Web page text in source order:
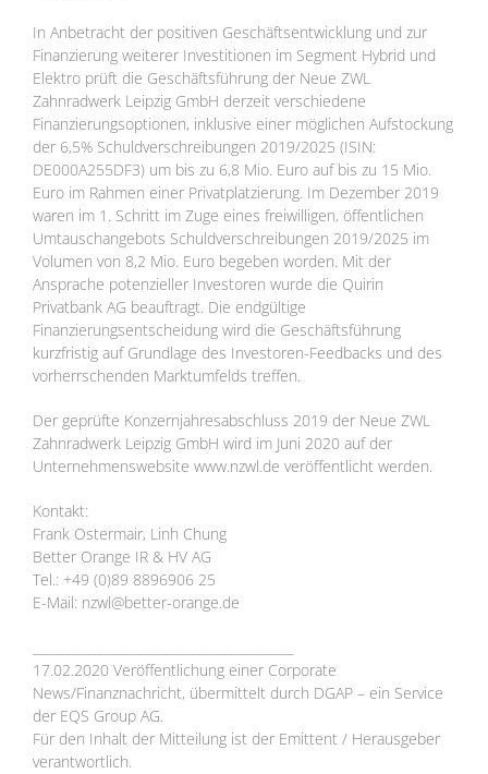
In Anbetracht der positiven Geschäftsentwicklung und zur
Finanzierung weiterer Investitionen im Segment Hybrid und
Elektro prüft die Geschäftsführung der Neue ZWL
Zahnradwerk Leipzig GmbH derzeit verschiedene
Finanzierungsoptionen, inklusive einer möglichen Aufstockung
der 6,5% Schuldverschreibungen 2019/2025 (ISIN:
DE000A255DF3) um bis zu 6,8 Mio. Euro auf bis zu 15 Mio.
Euro im Rahmen einer Privatplatzierung. Im Dezember 2019
waren im 1. Schritt im Zuge eines freiwilligen, öffentlichen
Umtauschangebots Schuldverschreibungen 2019/2025 im
Volumen von 8,2 Mio. Euro begeben worden. Mit der
Ansprache potenzieller Investoren wurde die Quirin
Privatbank AG beauftragt. Die endgültige
Finanzierungsentscheidung wird die Geschäftsführung
kurzfristig auf Grundlage des Investoren-Feedbacks und des
vorherrschenden Marktumfelds treffen.
Der geprüfte Konzernjahresabschluss 2019 der Neue ZWL
Zahnradwerk Leipzig GmbH wird im Juni 2020 auf der
Unternehmenswebsite www.nzwl.de veröffentlicht werden.
Kontakt:
Frank Ostermair, Linh Chung
Better Orange IR & HV AG
Tel.: +49 (0)89 8896906 25
E-Mail: nzwl@better-orange.de
17.02.2020 Veröffentlichung einer Corporate
News/Finanznachricht, übermittelt durch DGAP – ein Service
der EQS Group AG.
Für den Inhalt der Mitteilung ist der Emittent / Herausgeber
verantwortlich.